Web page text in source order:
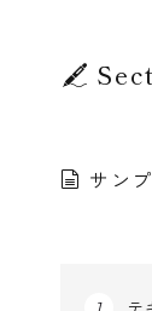
サン